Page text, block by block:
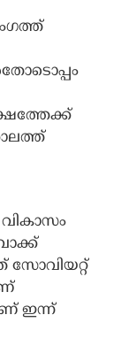
വികാസം
സോവിയറ്റ്
ഇന്ന്